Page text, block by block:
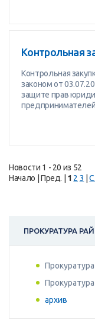
Контрольная
Контрольная
законом от
защите прав
Новости 1 - 20 из 52
Начало | Пред. | 1 2 3 |
ПРОКУРАТУРА
архив